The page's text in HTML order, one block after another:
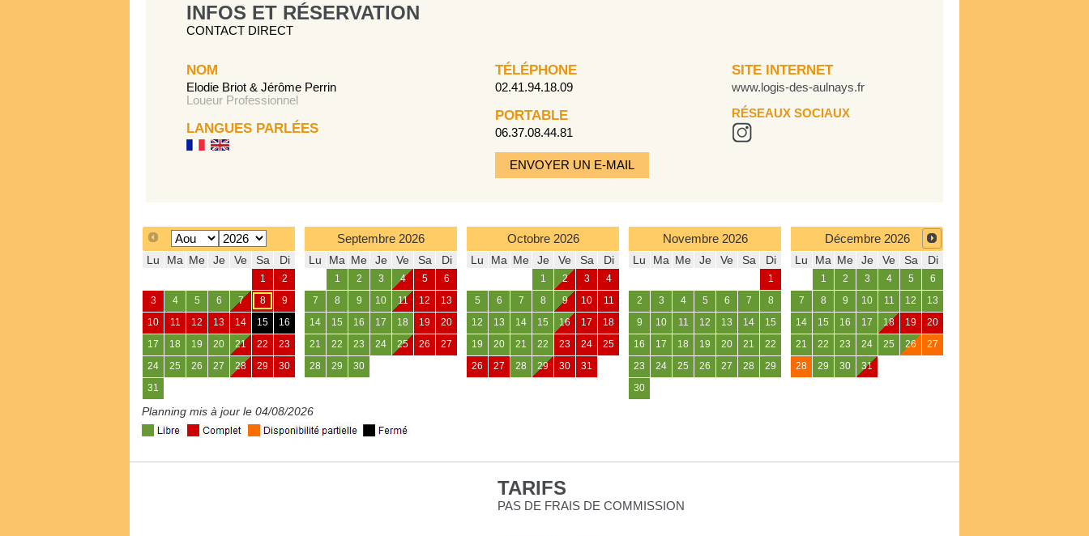
INFOS ET RÉSERVATION
CONTACT DIRECT
NOM
Elodie Briot & Jérôme Perrin
Loueur Professionnel
LANGUES PARLÉES
TÉLÉPHONE
02.41.94.18.09
PORTABLE
06.37.08.44.81
ENVOYER UN E-MAIL
SITE INTERNET
www.logis-des-aulnays.fr
RÉSEAUX SOCIAUX
Lu Ma Me Je Ve Sa Di
1 2
3 4 5 6 7 8 9
10 11 12 13 14 15 16
17 18 19 20 21 22 23
24 25 26 27 28 29 30
31
Septembre 2026
Lu Ma Me Je Ve Sa Di
1 2 3 4 5 6
7 8 9 10 11 12 13
14 15 16 17 18 19 20
21 22 23 24 25 26 27
28 29 30
Octobre 2026
Lu Ma Me Je Ve Sa Di
1 2 3 4
5 6 7 8 9 10 11
12 13 14 15 16 17 18
19 20 21 22 23 24 25
26 27 28 29 30 31
Novembre 2026
Lu Ma Me Je Ve Sa Di
1
2 3 4 5 6 7 8
9 10 11 12 13 14 15
16 17 18 19 20 21 22
23 24 25 26 27 28 29
30
Décembre 2026
Lu Ma Me Je Ve Sa Di
1 2 3 4 5 6
7 8 9 10 11 12 13
14 15 16 17 18 19 20
21 22 23 24 25 26 27
28 29 30 31
Planning mis à jour le 04/08/2026
TARIFS
PAS DE FRAIS DE COMMISSION